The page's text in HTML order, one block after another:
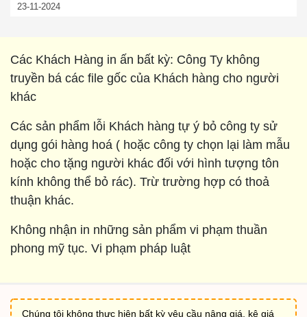
23-11-2024
Các Khách Hàng in ấn bất kỳ: Công Ty không
truyền bá các file gốc của Khách hàng cho người
khác
Các sản phẩm lỗi Khách hàng tự ý bỏ công ty sử
dụng gói hàng hoá ( hoặc công ty chọn lại làm mẫu
hoặc cho tặng người khác đối với hình tượng tôn
kính không thể bỏ rác). Trừ trường hợp có thoả
thuận khác.
Không nhận in những sản phẩm vi phạm thuần
phong mỹ tục. Vi phạm pháp luật
Chúng tôi không thực hiện bất kỳ yêu cầu nâng giá, kê giá